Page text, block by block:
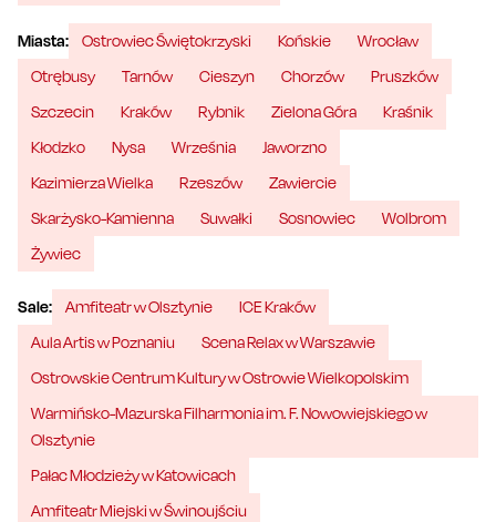
Miasta: Ostrowiec Świętokrzyski Końskie
Wrocław
Otrębusy
Tarnów Cieszyn Chorzów
Pruszków
Szczecin
Kraków Rybnik Zielona Góra
Kraśnik
Kłodzko
Nysa Września
Jaworzno
Kazimierza Wielka
Rzeszów
Zawiercie
Skarżysko-Kamienna
Suwałki Sosnowiec
Wolbrom
Żywiec
Sale: Amfiteatr w Olsztynie
ICE Kraków
Aula Artis w Poznaniu
Scena Relax w Warszawie
Ostrowskie Centrum Kultury w Ostrowie Wielkopolskim
Warmińsko-Mazurska Filharmonia im. F. Nowowiejskiego w
Olsztynie
Pałac Młodzieży w Katowicach
Amfiteatr Miejski w Świnoujściu